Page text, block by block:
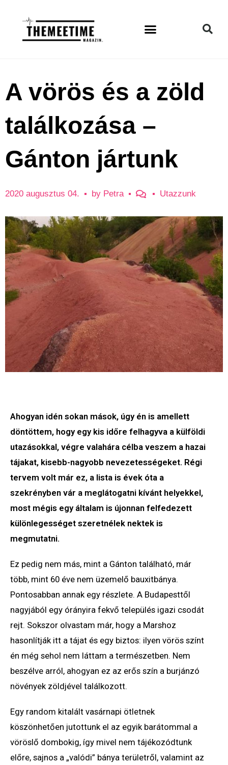
A vörös és a zöld
találkozása –
Gánton jártunk
2020 augusztus 04. by Petra Utazzunk
Ahogyan idén sokan mások, úgy én is amellett
döntöttem, hogy egy kis időre felhagyva a külföldi
utazásokkal, végre valahára célba veszem a hazai
tájakat, kisebb-nagyobb nevezetességeket. Régi
tervem volt már ez, a lista is évek óta a
szekrényben vár a meglátogatni kívánt helyekkel,
most mégis egy általam is újonnan felfedezett
különlegességet szeretnélek nektek is
megmutatni.
Ez pedig nem más, mint a Gánton található, már
több, mint 60 éve nem üzemelő bauxitbánya.
Pontosabban annak egy részlete. A Budapesttől
nagyjából egy órányira fekvő település igazi csodát
rejt. Sokszor olvastam már, hogy a Marshoz
hasonlítják itt a tájat és egy biztos: ilyen vörös színt
én még sehol nem láttam a természetben. Nem
beszélve arról, ahogyan ez az erős szín a burjánzó
növények zöldjével találkozott.
Egy random kitalált vasárnapi ötletnek
köszönhetően jutottunk el az egyik barátommal a
vöröslő dombokig, így mivel nem tájékozódtunk
előre, sajnos a „valódi” bánya területről, valamint az